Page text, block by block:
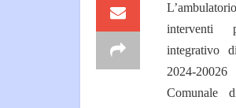
interventi
integrativo
2024-
Comunale